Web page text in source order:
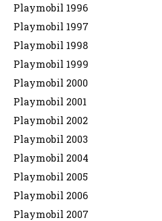
Playmobil 1996
Playmobil 1997
Playmobil 1998
Playmobil 1999
Playmobil 2000
Playmobil 2001
Playmobil 2002
Playmobil 2003
Playmobil 2004
Playmobil 2005
Playmobil 2006
Playmobil 2007